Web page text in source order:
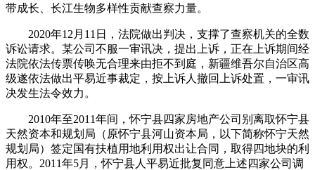
带成长、长江生物多样性贡献查察力量。
2020年12月11日，法院做出判决，支撑了查察机关的全数
诉讼请求。某公司不服一审讯决，提出上诉，正在上诉期间经
法院依法传票传唤无合理来由拒不到庭，新疆维吾尔自治区高
级遂依法做出平易近事裁定，按上诉人撤回上诉处置，一审讯
决发生法令效力。
2010年至2011年间，怀宁县四家房地产公司别离取怀宁县
天然资本和规划局（原怀宁县河山资本局，以下简称怀宁天然
规划局）签定国有扶植用地利用权出让合同，取得四地块的利
用权。2011年5月，怀宁县人平易近批复同意上述四家公司调